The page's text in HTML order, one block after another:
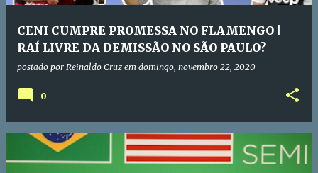
CENI CUMPRE PROMESSA NO FLAMENGO |
RAÍ LIVRE DA DEMISSÃO NO SÃO PAULO?
postado por Reinaldo Cruz em domingo, novembro 22, 2020
0